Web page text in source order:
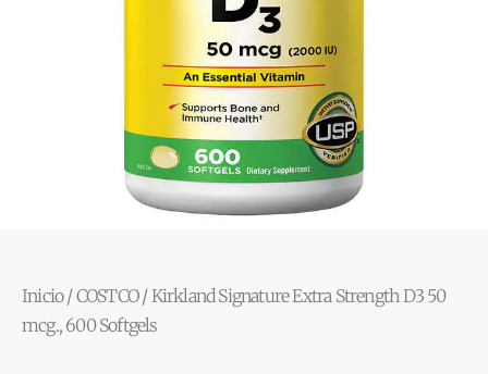
Inicio/COSTCO/ Kirkland Signature Extra Strength D3 50
mcg., 600 Softgels